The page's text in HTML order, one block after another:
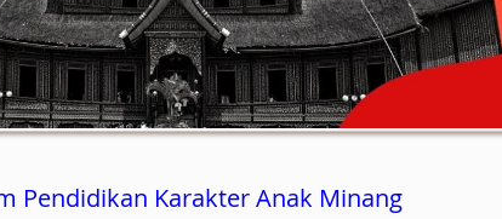
Pendidikan Karakter Anak Minang